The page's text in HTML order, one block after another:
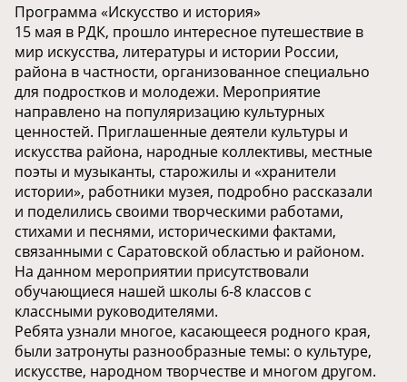
Программа «Искусство и история»
15 мая в РДК, прошло интересное путешествие в
мир искусства, литературы и истории России,
района в частности, организованное специально
для подростков и молодежи. Мероприятие
направлено на популяризацию культурных
ценностей. Приглашенные деятели культуры и
искусства района, народные коллективы, местные
поэты и музыканты, старожилы и «хранители
истории», работники музея, подробно рассказали
и поделились своими творческими работами,
стихами и песнями, историческими фактами,
связанными с Саратовской областью и районом.
На данном мероприятии присутствовали
обучающиеся нашей школы 6-8 классов с
классными руководителями.
Ребята узнали многое, касающееся родного края,
были затронуты разнообразные темы: о культуре,
искусстве, народном творчестве и многом другом.